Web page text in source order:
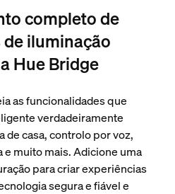
completo de
iluminação
Hue Bridge
as funcionalidades que
verdadeiramente
casa, controlo por voz,
e muito mais. Adicione uma
para criar experiências
segura e fiável e